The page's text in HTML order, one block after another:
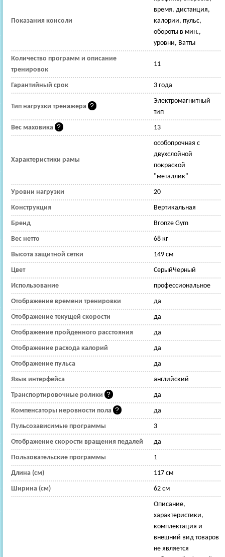
Показания консоли
время, дистанция,
калории, пульс,
обороты в мин.,
уровни, Ватты
Количество программ и описание
тренировок
11
Гарантийный срок 3 года
Тип нагрузки тренажера
Электромагнитный
тип
Вес маховика 13
Характеристики рамы
особопрочная с
двухслойной
покраской
"металлик"
Уровни нагрузки 20
Конструкция Вертикальная
Бренд Bronze Gym
Вес нетто 68 кг
Высота защитной сетки 149 см
Цвет СерыйЧерный
Использование профессиональное
Отображение времени тренировки да
Отображение текущей скорости да
Отображение пройденного расстояния да
Отображение расхода калорий да
Отображение пульса да
Язык интерфейса английский
Транспортировочные ролики да
Компенсаторы неровности пола да
Пульсозависимые программы 3
Отображение скорости вращения педалей да
Пользовательские программы 1
Длина (см) 117 см
Ширина (см) 62 см
Описание,
характеристики,
комплектация и
внешний вид товаров
не является